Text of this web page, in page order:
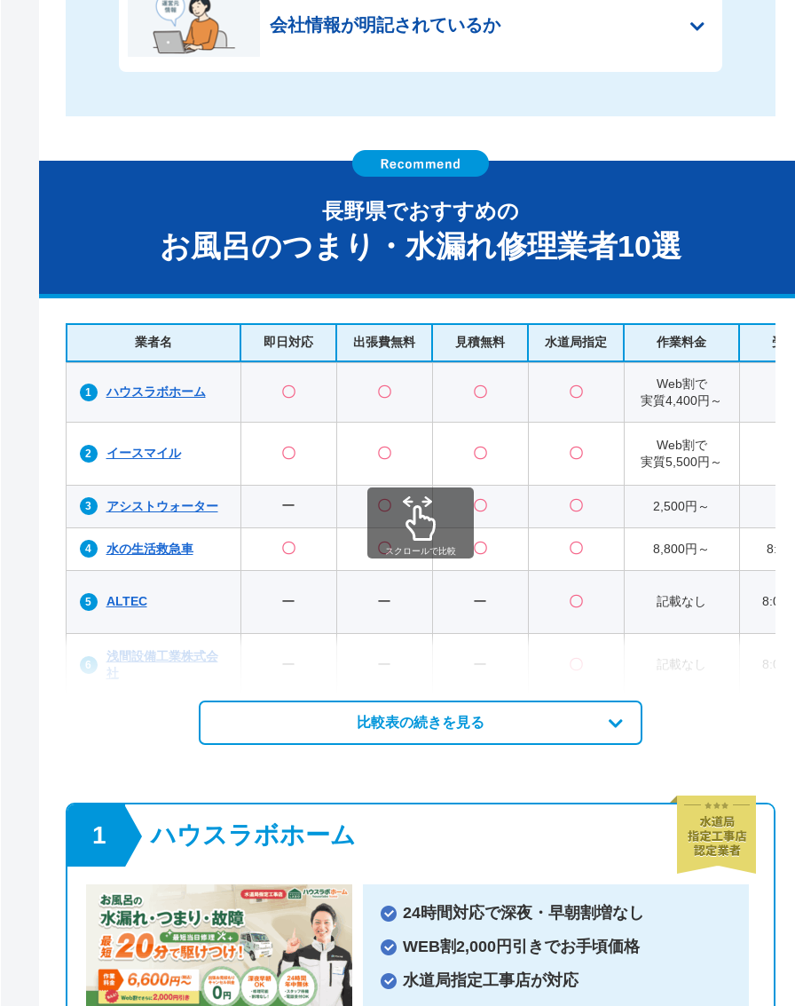
会社情報が明記されているか
長野県でおすすめの
お風呂のつまり・水漏れ修理業者10選
業者名 即日対応 出張費無料 見積無料 水道局指定 作業料金 受
ハウスラボホーム 〇 〇 〇 〇
Web割で
実質4,400円～
イースマイル 〇 〇 〇 〇
Web割で
実質5,500円～
アシストウォーター ー 〇 〇 〇 2,500円～
水の生活救急車 〇 〇 〇 〇 8,800円～ 8:00-
ALTEC ー ー ー 〇 記載なし 8:00
浅間設備工業株式会
社
ー ー ー 〇 記載なし 8:00
スクロールで比較
比較表の続きを見る
ハウスラボホーム
24時間対応で深夜・早朝割増なし
WEB割2,000円引きでお手頃価格
水道局指定工事店が対応